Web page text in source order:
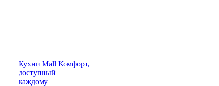
Кухни Mall Комфорт,
доступный
каждому